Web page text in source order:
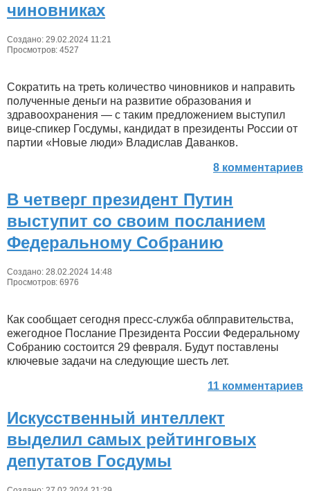
чиновниках
Создано: 29.02.2024 11:21
Просмотров: 4527
Сократить на треть количество чиновников и направить
полученные деньги на развитие образования и
здравоохранения — с таким предложением выступил
вице-спикер Госдумы, кандидат в президенты России от
партии «Новые люди» Владислав Даванков.
8 комментариев
В четверг президент Путин
выступит со своим посланием
Федеральному Собранию
Создано: 28.02.2024 14:48
Просмотров: 6976
Как сообщает сегодня пресс-служба облправительства,
ежегодное Послание Президента России Федеральному
Собранию состоится 29 февраля. Будут поставлены
ключевые задачи на следующие шесть лет.
11 комментариев
Искусственный интеллект
выделил самых рейтинговых
депутатов Госдумы